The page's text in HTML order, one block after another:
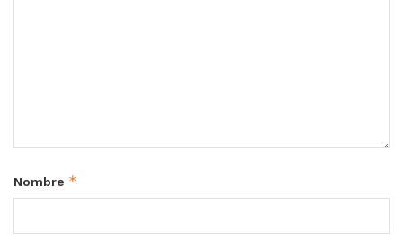
Nombre *